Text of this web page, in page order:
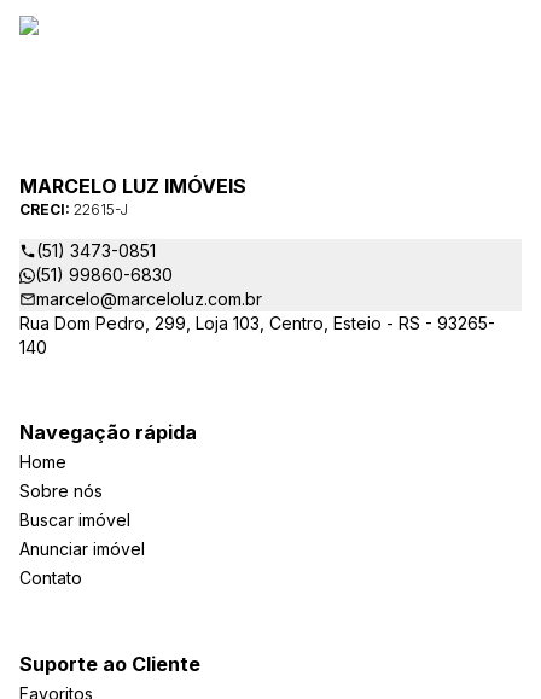
MARCELO LUZ IMÓVEIS
CRECI: 22615-J
(51) 3473-0851
(51) 99860-6830
marcelo@marceloluz.com.br
Rua Dom Pedro, 299, Loja 103, Centro, Esteio - RS - 93265-
140
Navegação rápida
Home
Sobre nós
Buscar imóvel
Anunciar imóvel
Contato
Suporte ao Cliente
Favoritos